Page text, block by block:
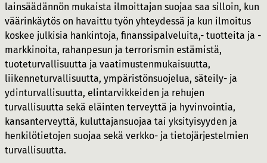
lainsäädännön mukaista ilmoittajan suojaa saa silloin, kun
väärinkäytös on havaittu työn yhteydessä ja kun ilmoitus
koskee julkisia hankintoja, finanssipalveluita,- tuotteita ja -
markkinoita, rahanpesun ja terrorismin estämistä,
tuoteturvallisuutta ja vaatimustenmukaisuutta,
liikenneturvallisuutta, ympäristönsuojelua, säteily- ja
ydinturvallisuutta, elintarvikkeiden ja rehujen
turvallisuutta sekä eläinten terveyttä ja hyvinvointia,
kansanterveyttä, kuluttajansuojaa tai yksityisyyden ja
henkilötietojen suojaa sekä verkko- ja tietojärjestelmien
turvallisuutta.